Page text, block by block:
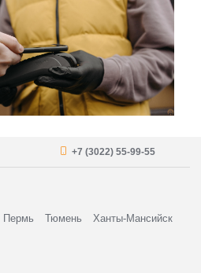
+7 (3022) 55-99-55
Пермь Тюмень Ханты-Мансийск